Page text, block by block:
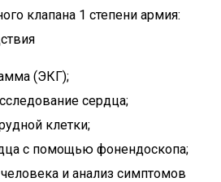
клапана 1 степени армия:
(ЭКГ);
сердца;
клетки;
с помощью фонендоскопа;
и анализ симптомов